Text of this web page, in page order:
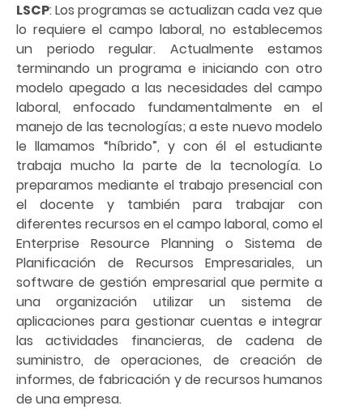
LSCP: Los programas se actualizan cada vez que
lo requiere el campo laboral, no establecemos
un periodo regular. Actualmente estamos
terminando un programa e iniciando con otro
modelo apegado a las necesidades del campo
laboral, enfocado fundamentalmente en el
manejo de las tecnologías; a este nuevo modelo
le llamamos “híbrido”, y con él el estudiante
trabaja mucho la parte de la tecnología. Lo
preparamos mediante el trabajo presencial con
el docente y también para trabajar con
diferentes recursos en el campo laboral, como el
Enterprise Resource Planning o Sistema de
Planificación de Recursos Empresariales, un
software de gestión empresarial que permite a
una organización utilizar un sistema de
aplicaciones para gestionar cuentas e integrar
las actividades financieras, de cadena de
suministro, de operaciones, de creación de
informes, de fabricación y de recursos humanos
de una empresa.